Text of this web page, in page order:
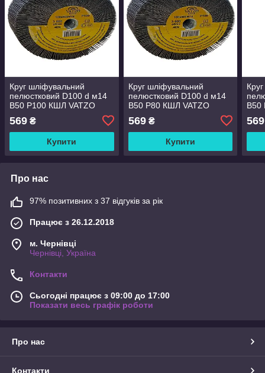
Круг шліфувальний
пелюстковий D100 d м14
B50 P100 КШЛ VATZO
569 ₴
Купити
Круг шліфувальний
пелюстковий D100 d м14
B50 P80 КШЛ VATZO
569₴
Купити
B50
569
Про нас
97% позитивних з 37 відгуків за рік
Працює з 26.12.2018
м. Чернівці
Чернівці, Україна
Контакти
Сьогодні працює з 09:00 до 17:00
Показати весь графік роботи
Про нас
Контакти